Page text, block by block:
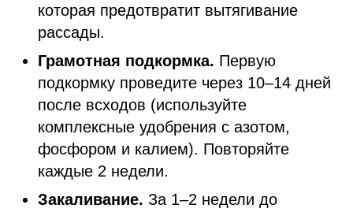
которая предотвратит вытягивание
рассады.
Грамотная подкормка. Первую
подкормку проведите через 10–14 дней
после всходов (используйте
комплексные удобрения с азотом,
фосфором и калием). Повторяйте
каждые 2 недели.
Закаливание. За 1–2 недели до